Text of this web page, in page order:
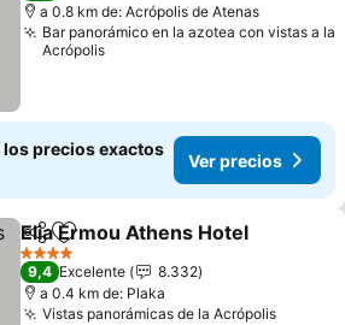
a 0.8 km de: Acrópolis de Atenas
Bar panorámico en la azotea con vistas a la
Acrópolis
los precios exactos
Ver precios
CompartirAgregar a favoritos
Elia Ermou Athens Hotel
4 Estrellas
9,4 Excelente
8.332
a 0.4 km de: Plaka
Vistas panorámicas de la Acrópolis